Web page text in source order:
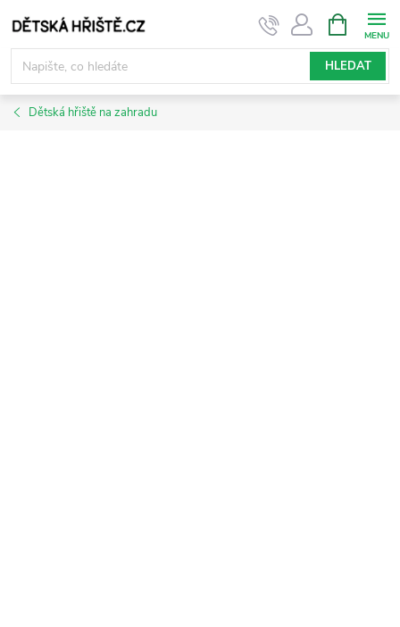
na
obsah
HLEDAT
NÁKUPNÍ
KOŠÍK
Dětská hřiště na zahradu